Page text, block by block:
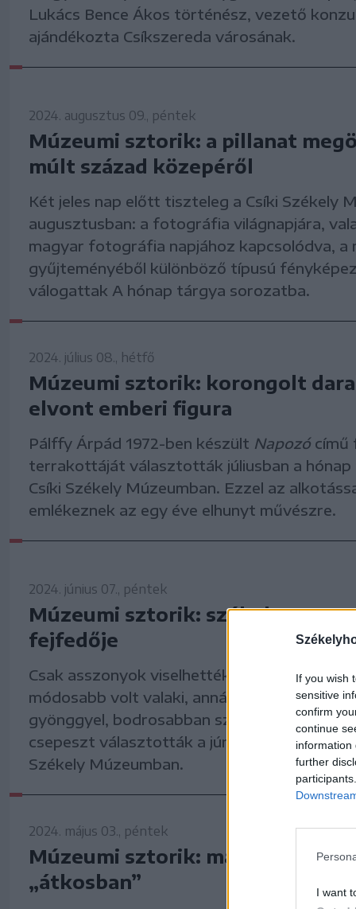
If you wish
sensitive
confirm
continue
information
further
I want
Lukács Bence Ákos történész, vezető
ajándékozta Csíkszereda városának.
2024. augusztus 09., péntek
Múzeumi sztorik: a pillanat
múlt század közepéről
Két jeles nap előtt tiszteleg a Csíki Székely
augusztusban: a fotográfia világnapjára,
magyar fotográfia napjához kapcsolódva, a
gyűjteményéből különböző típusú
válogattak A hónap tárgya sorozatba.
2024. július 08., hétfő
Múzeumi sztorik: korongolt
elvont emberi figura
Pálffy Árpád 1972-ben készült Napozó
terrakottáját választották júliusban a hónap
Csíki Székely Múzeumban. Ezzel az
emlékeznek az egy éve elhunyt művészre.
2024. június 07., péntek
Múzeumi sztorik: székely
fejfedője
Csak asszonyok viselhették, lányok nem, és
módosabb volt valaki, annál szebben
gyönggyel, bodrosabban szegélyezhette
csepeszt választották a júniusi hónap
Székely Múzeumban.
2024. május 03., péntek
Múzeumi sztorik: májusi
„átkosban”